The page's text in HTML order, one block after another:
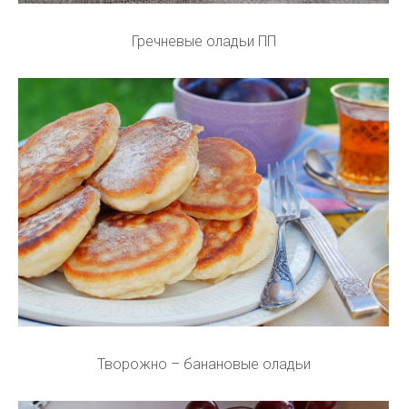
Гречневые оладьи ПП
Творожно – банановые оладьи